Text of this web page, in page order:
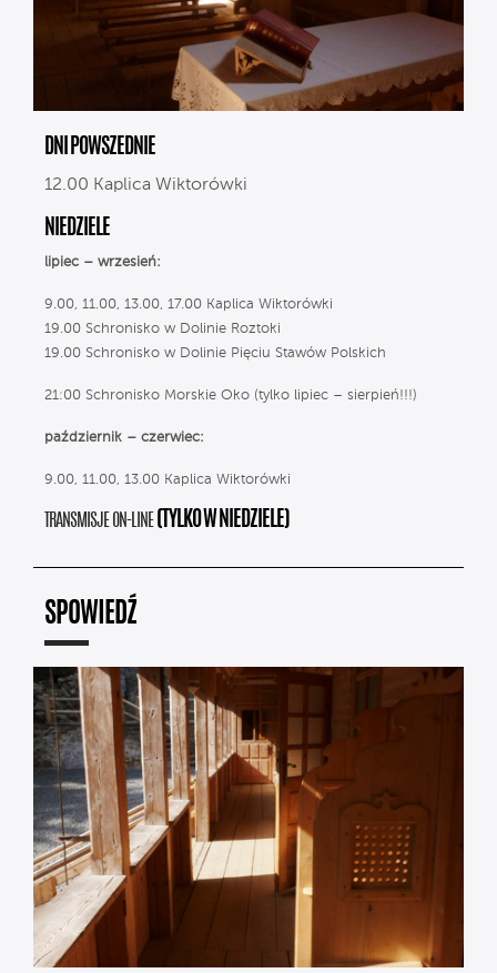
DNI POWSZEDNIE
12.00 Kaplica Wiktorówki
NIEDZIELE
lipiec – wrzesień:
9.00, 11.00, 13.00, 17.00 Kaplica Wiktorówki
19.00 Schronisko w Dolinie Roztoki
19.00 Schronisko w Dolinie Pięciu Stawów Polskich
21:00 Schronisko Morskie Oko (tylko lipiec – sierpień!!!)
październik – czerwiec:
9.00, 11.00, 13.00 Kaplica Wiktorówki
TRANSMISJE ON-LINE(TYLKO W NIEDZIELE)
SPOWIEDŹ